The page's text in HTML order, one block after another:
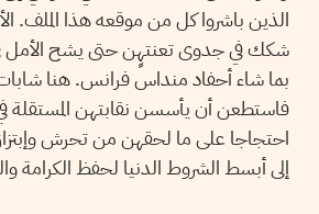
الذين باشروا كل من موقعه هذا الملف.
شكك في جدوى تعنتهٍن حتى يشح
بما شاء أحفاد منداس فرانس. هنا
احتجاجا على ما لحقهن من تحرش
إلى أبسط الشروط الدنيا لحفظ الكرامة